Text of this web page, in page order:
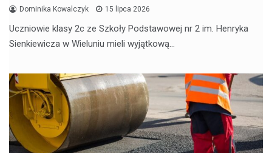
Dominika Kowalczyk 15 lipca 2026
Uczniowie klasy 2c ze Szkoły Podstawowej nr 2 im. Henryka
Sienkiewicza w Wieluniu mieli wyjątkową…